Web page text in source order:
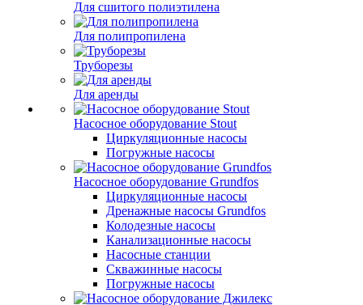
Для сшитого полиэтилена
Для полипропилена
Труборезы
Для аренды
Насосное оборудование Stout
Циркуляционные насосы
Погружные насосы
Насосное оборудование Grundfos
Циркуляционные насосы
Дренажные насосы Grundfos
Колодезные насосы
Канализационные насосы
Насосные станции
Скважинные насосы
Погружные насосы